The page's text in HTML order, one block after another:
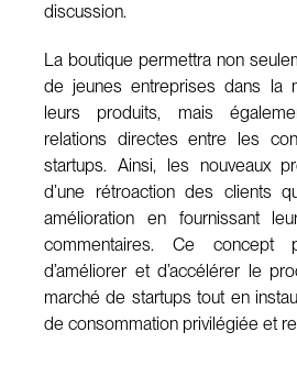
discussion.
La boutique permettra non
de jeunes entreprises dans la
leurs produits, mais
relations directes entre les
startups. Ainsi, les nouveaux
d’une rétroaction des clients
amélioration en fournissant
commentaires. Ce
d’améliorer et d’accélérer le
marché de startups tout en
de consommation privilégiée et